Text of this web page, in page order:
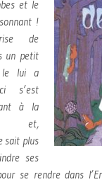
et le
!
de
un petit
le lui a
s’est
à la
et,
sait plus
ses
se rendre dans